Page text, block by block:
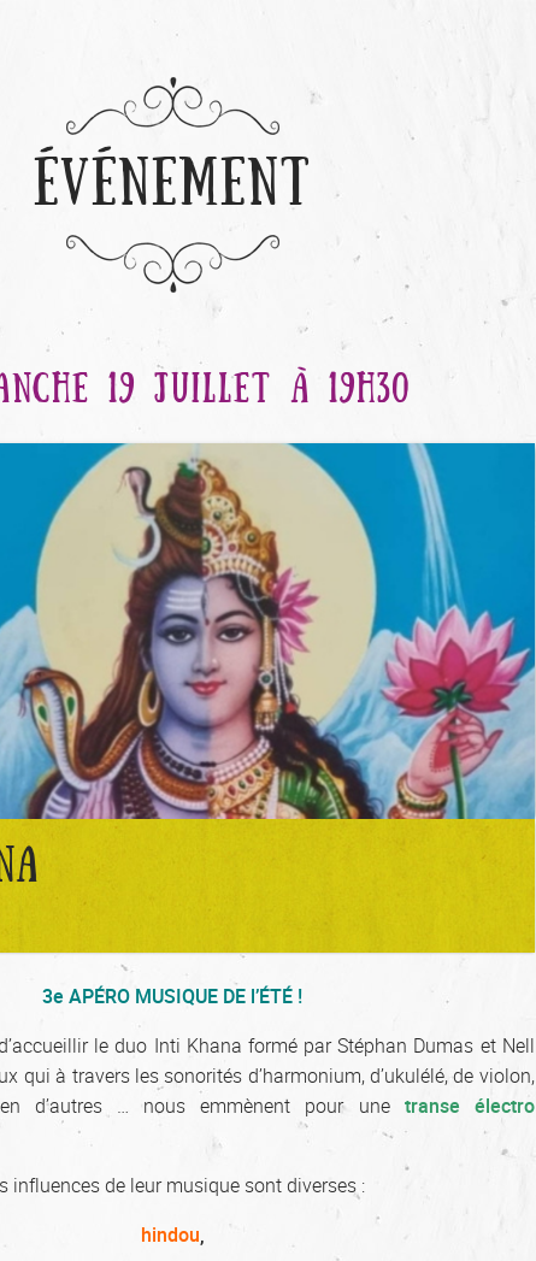
ÉVÉNEMENT
19 JUILLET À 19H30
3e APÉRO MUSIQUE DE l’ÉTÉ !
le duo Inti Khana formé par Stéphan Dumas et Nell
qui à travers les sonorités d’harmonium, d’ukulélé, de violon,
d’autres … nous emmènent pour une transe électro
influences de leur musique sont diverses :
hindou,